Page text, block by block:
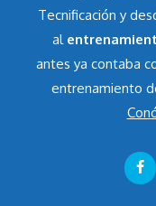
Tecnificación y
al
antes ya contaba
entrenamiento